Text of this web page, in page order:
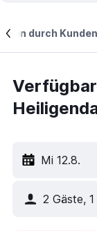
durch Kunden
Mi 12.8.
2 Gäste,